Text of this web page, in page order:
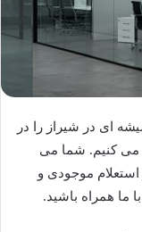
ای در شیراز را در
می کنیم. شما می
موجودی و
ما همراه باشید.